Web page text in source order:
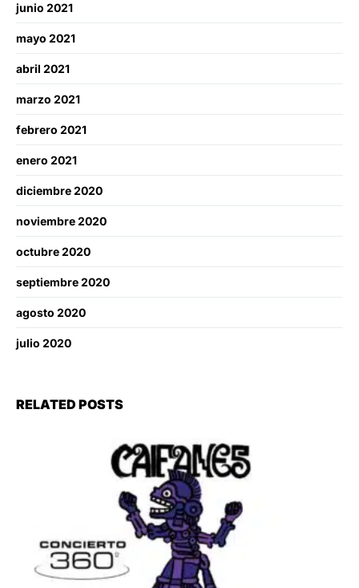
junio 2021
mayo 2021
abril 2021
marzo 2021
febrero 2021
enero 2021
diciembre 2020
noviembre 2020
octubre 2020
septiembre 2020
agosto 2020
julio 2020
RELATED POSTS